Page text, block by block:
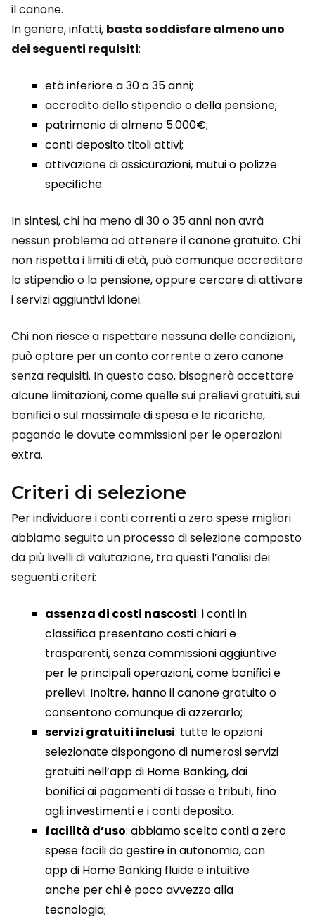
il canone.
In genere, infatti, basta soddisfare almeno uno
dei seguenti requisiti:
età inferiore a 30 o 35 anni;
accredito dello stipendio o della pensione;
patrimonio di almeno 5.000€;
conti deposito titoli attivi;
attivazione di assicurazioni, mutui o polizze
specifiche.
In sintesi, chi ha meno di 30 o 35 anni non avrà
nessun problema ad ottenere il canone gratuito. Chi
non rispetta i limiti di età, può comunque accreditare
lo stipendio o la pensione, oppure cercare di attivare
i servizi aggiuntivi idonei.
Chi non riesce a rispettare nessuna delle condizioni,
può optare per un conto corrente a zero canone
senza requisiti. In questo caso, bisognerà accettare
alcune limitazioni, come quelle sui prelievi gratuiti, sui
bonifici o sul massimale di spesa e le ricariche,
pagando le dovute commissioni per le operazioni
extra.
Criteri di selezione
Per individuare i conti correnti a zero spese migliori
abbiamo seguito un processo di selezione composto
da più livelli di valutazione, tra questi l’analisi dei
seguenti criteri:
assenza di costi nascosti: i conti in
classifica presentano costi chiari e
trasparenti, senza commissioni aggiuntive
per le principali operazioni, come bonifici e
prelievi. Inoltre, hanno il canone gratuito o
consentono comunque di azzerarlo;
servizi gratuiti inclusi: tutte le opzioni
selezionate dispongono di numerosi servizi
gratuiti nell’app di Home Banking, dai
bonifici ai pagamenti di tasse e tributi, fino
agli investimenti e i conti deposito.
facilità d’uso: abbiamo scelto conti a zero
spese facili da gestire in autonomia, con
app di Home Banking fluide e intuitive
anche per chi è poco avvezzo alla
tecnologia;